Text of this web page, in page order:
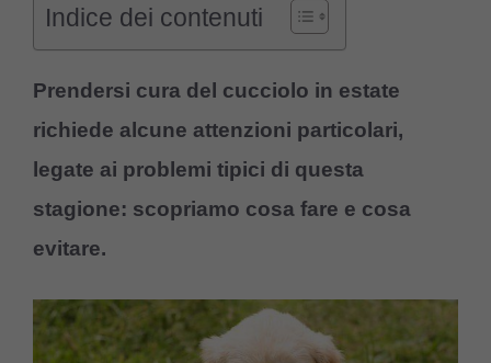
Indice dei contenuti
Prendersi cura del cucciolo in estate
richiede alcune attenzioni particolari,
legate ai problemi tipici di questa
stagione: scopriamo cosa fare e cosa
evitare.